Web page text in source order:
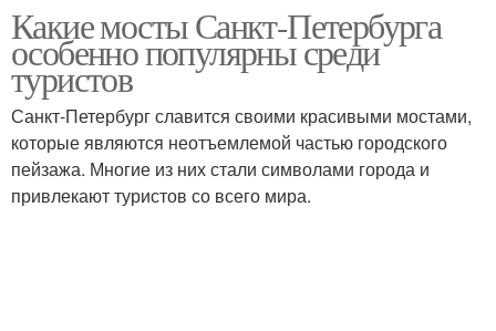
Какие мосты Санкт-Петербурга
особенно популярны среди
туристов
Санкт-Петербург славится своими красивыми мостами,
которые являются неотъемлемой частью городского
пейзажа. Многие из них стали символами города и
привлекают туристов со всего мира.